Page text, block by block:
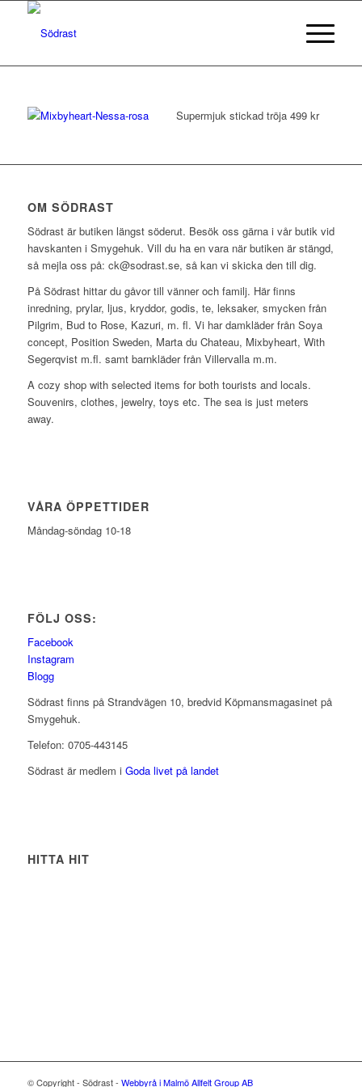
Supermjuk stickad tröja 499 kr
OM SÖDRAST
Södrast är butiken längst söderut. Besök oss gärna i vår butik vid
havskanten i Smygehuk. Vill du ha en vara när butiken är stängd,
så mejla oss på: ck@sodrast.se, så kan vi skicka den till dig.
På Södrast hittar du gåvor till vänner och familj. Här finns
inredning, prylar, ljus, kryddor, godis, te, leksaker, smycken från
Pilgrim, Bud to Rose, Kazuri, m. fl. Vi har damkläder från Soya
concept, Position Sweden, Marta du Chateau, Mixbyheart, With
Segerqvist m.fl. samt barnkläder från Villervalla m.m.
A cozy shop with selected items for both tourists and locals.
Souvenirs, clothes, jewelry, toys etc. The sea is just meters
away.
VÅRA ÖPPETTIDER
Måndag-söndag 10-18
FÖLJ OSS:
Facebook
Instagram
Blogg
Södrast finns på Strandvägen 10, bredvid Köpmansmagasinet på
Smygehuk.
Telefon: 0705-443145
Södrast är medlem i Goda livet på landet
HITTA HIT
© Copyright - Södrast - Webbyrå i Malmö Allfelt Group AB